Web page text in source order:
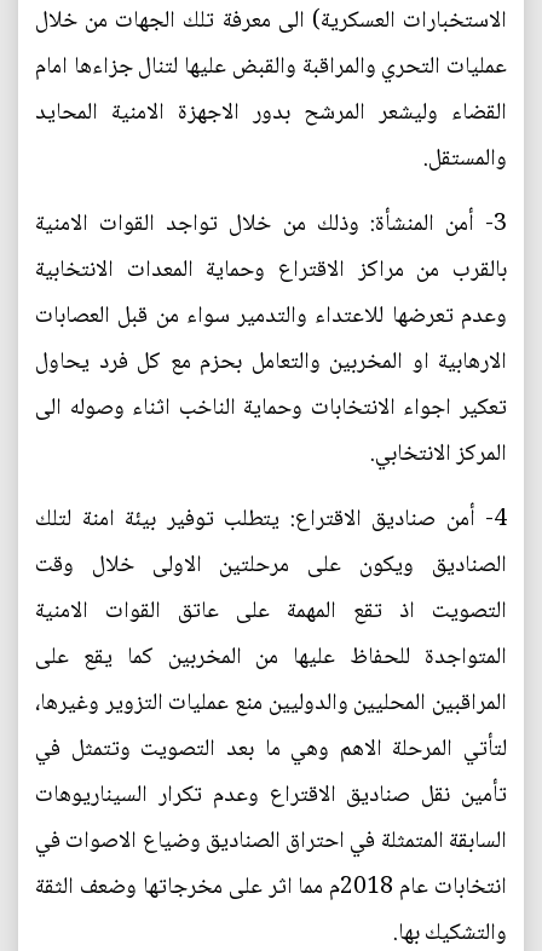
الاستخبارات العسكرية) الى معرفة تلك الجهات من خلال
عمليات التحري والمراقبة والقبض عليها لتنال جزاءها امام
القضاء وليشعر المرشح بدور الاجهزة الامنية المحايد
والمستقل.
3- أمن المنشأة: وذلك من خلال تواجد القوات الامنية
بالقرب من مراكز الاقتراع وحماية المعدات الانتخابية
وعدم تعرضها للاعتداء والتدمير سواء من قبل العصابات
الارهابية او المخربين والتعامل بحزم مع كل فرد يحاول
تعكير اجواء الانتخابات وحماية الناخب اثناء وصوله الى
المركز الانتخابي.
4- أمن صناديق الاقتراع: يتطلب توفير بيئة امنة لتلك
الصناديق ويكون على مرحلتين الاولى خلال وقت
التصويت اذ تقع المهمة على عاتق القوات الامنية
المتواجدة للحفاظ عليها من المخربين كما يقع على
المراقبين المحليين والدوليين منع عمليات التزوير وغيرها،
لتأتي المرحلة الاهم وهي ما بعد التصويت وتتمثل في
تأمين نقل صناديق الاقتراع وعدم تكرار السيناريوهات
السابقة المتمثلة في احتراق الصناديق وضياع الاصوات في
انتخابات عام 2018م مما اثر على مخرجاتها وضعف الثقة
والتشكيك بها.